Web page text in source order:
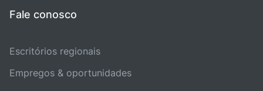
Fale conosco
Escritórios regionais
Empregos & oportunidades